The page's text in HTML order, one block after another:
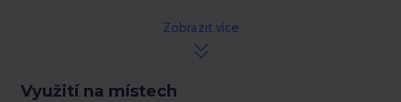
Zobrazit více
Využití na místech